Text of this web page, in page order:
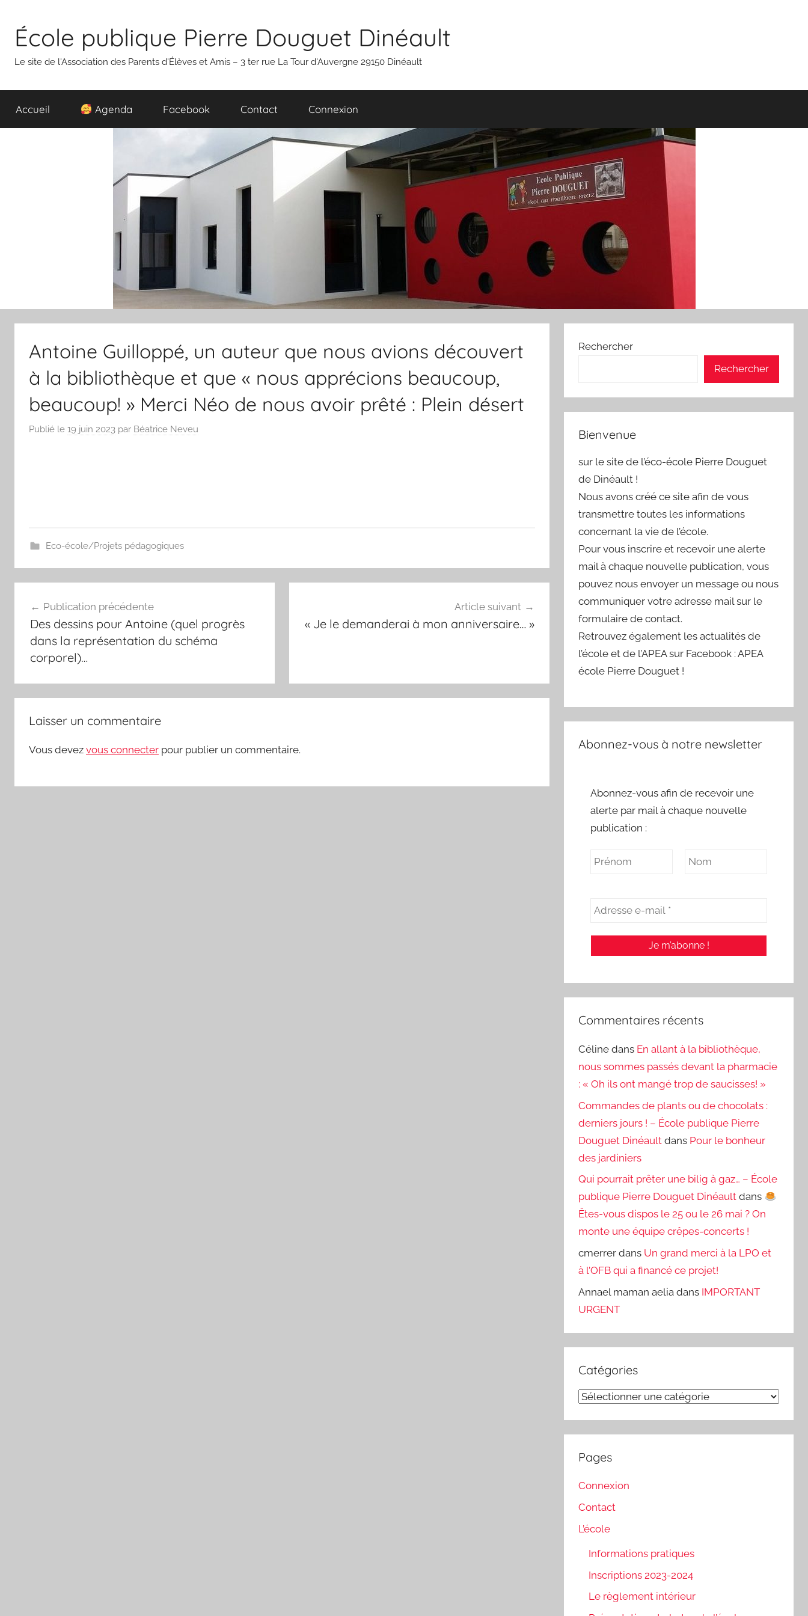
contenu
École publique Pierre Douguet Dinéault
Le site de l'Association des Parents d'Élèves et Amis – 3 ter rue La Tour d'Auvergne 29150 Dinéault
Accueil Agenda Facebook Contact Connexion
Antoine Guilloppé, un auteur que nous avions découvert
à la bibliothèque et que « nous apprécions beaucoup,
beaucoup! » Merci Néo de nous avoir prêté : Plein désert
Publié le 19 juin 2023 par Béatrice Neveu
Eco-école/Projets pédagogiques
de
l’article
Publication précédente
Des dessins pour Antoine (quel progrès
dans la représentation du schéma
corporel)…
Article suivant
« Je le demanderai à mon anniversaire… »
Laisser un commentaire
Vous devez vous connecter pour publier un commentaire.
Rechercher
Rechercher
Bienvenue
sur le site de l’éco-école Pierre Douguet
de Dinéault !
Nous avons créé ce site afin de vous
transmettre toutes les informations
concernant la vie de l’école.
Pour vous inscrire et recevoir une alerte
mail à chaque nouvelle publication, vous
pouvez nous envoyer un message ou nous
communiquer votre adresse mail sur le
formulaire de contact.
Retrouvez également les actualités de
l’école et de l’APEA sur Facebook : APEA
école Pierre Douguet !
Abonnez-vous à notre newsletter
Abonnez-vous afin de recevoir une
alerte par mail à chaque nouvelle
publication :
Commentaires récents
Céline dans En allant à la bibliothèque,
nous sommes passés devant la pharmacie
: « Oh ils ont mangé trop de saucisses! »
Commandes de plants ou de chocolats :
derniers jours ! – École publique Pierre
Douguet Dinéault dans Pour le bonheur
des jardiniers
Qui pourrait prêter une bilig à gaz… – École
publique Pierre Douguet Dinéault dans
Êtes-vous dispos le 25 ou le 26 mai ? On
monte une équipe crêpes-concerts !
cmerrer dans Un grand merci à la LPO et
à l’OFB qui a financé ce projet!
Annael maman aelia dans IMPORTANT
URGENT
Catégories
Catégories
Pages
Connexion
Contact
L’école
Informations pratiques
Inscriptions 2023-2024
Le règlement intérieur